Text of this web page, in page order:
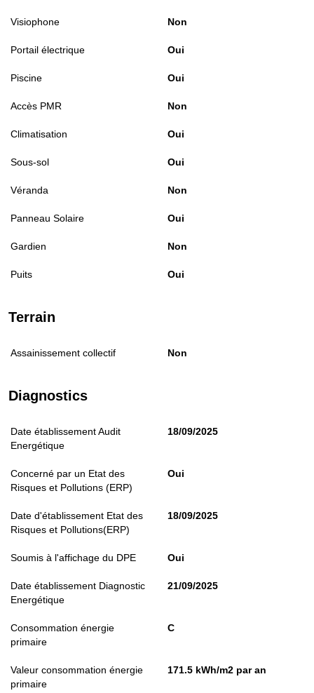
Visiophone Non
Portail électrique Oui
Piscine Oui
Accès PMR Non
Climatisation Oui
Sous-sol Oui
Véranda Non
Panneau Solaire Oui
Gardien Non
Puits Oui
Terrain
Assainissement collectif Non
Diagnostics
Date établissement Audit
Energétique
18/09/2025
Concerné par un Etat des
Risques et Pollutions (ERP)
Oui
Date d'établissement Etat des
Risques et Pollutions(ERP)
18/09/2025
Soumis à l'affichage du DPE Oui
Date établissement Diagnostic
Energétique
21/09/2025
Consommation énergie
primaire
C
Valeur consommation énergie
primaire
171.5 kWh/m2 par an